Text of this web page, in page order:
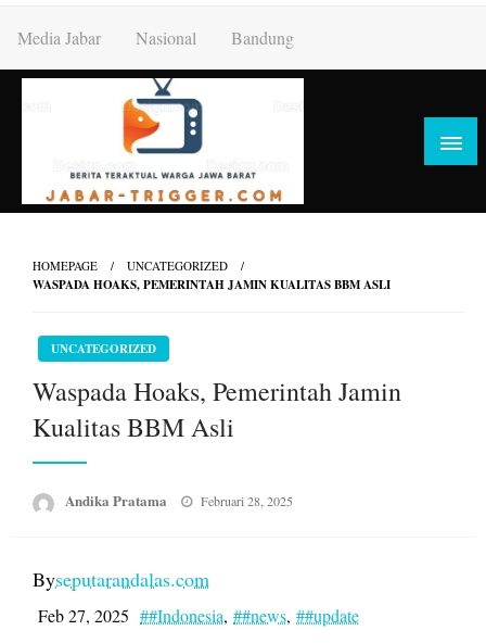
content
Media Jabar Nasional Bandung
HOMEPAGE UNCATEGORIZED
WASPADA HOAKS, PEMERINTAH JAMIN KUALITAS BBM ASLI
UNCATEGORIZED
Waspada Hoaks, Pemerintah Jamin
Kualitas BBM Asli
Andika Pratama
Posted
Februari 28, 2025
Byseputarandalas.com
Feb 27, 2025 ##Indonesia, ##news, ##update